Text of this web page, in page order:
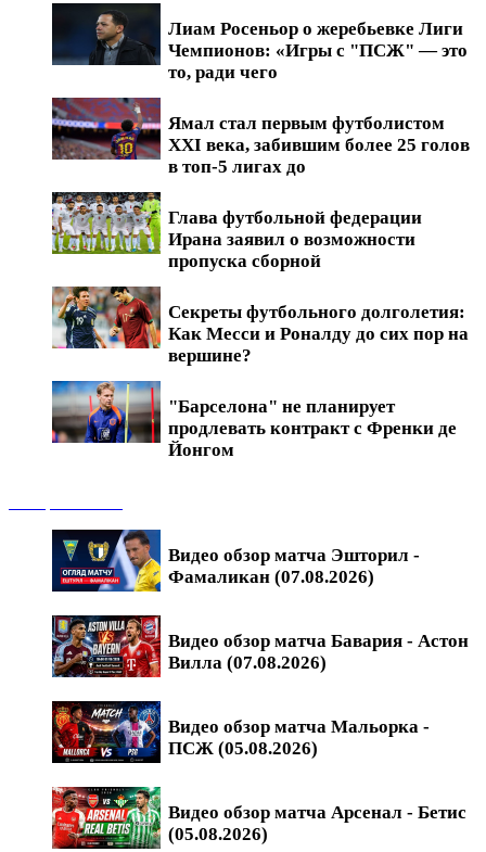
Лиам Росеньор о жеребьевке Лиги
Чемпионов: «Игры с "ПСЖ" — это
то, ради чего
Ямал стал первым футболистом
XXI века, забившим более 25 голов
в топ-5 лигах до
Глава футбольной федерации
Ирана заявил о возможности
пропуска сборной
Секреты футбольного долголетия:
Как Месси и Роналду до сих пор на
вершине?
"Барселона" не планирует
продлевать контракт с Френки де
Йонгом
Видео обзор матча Эшторил -
Фамаликан (07.08.2026)
Видео обзор матча Бавария - Астон
Вилла (07.08.2026)
Видео обзор матча Мальорка -
ПСЖ (05.08.2026)
Видео обзор матча Арсенал - Бетис
(05.08.2026)